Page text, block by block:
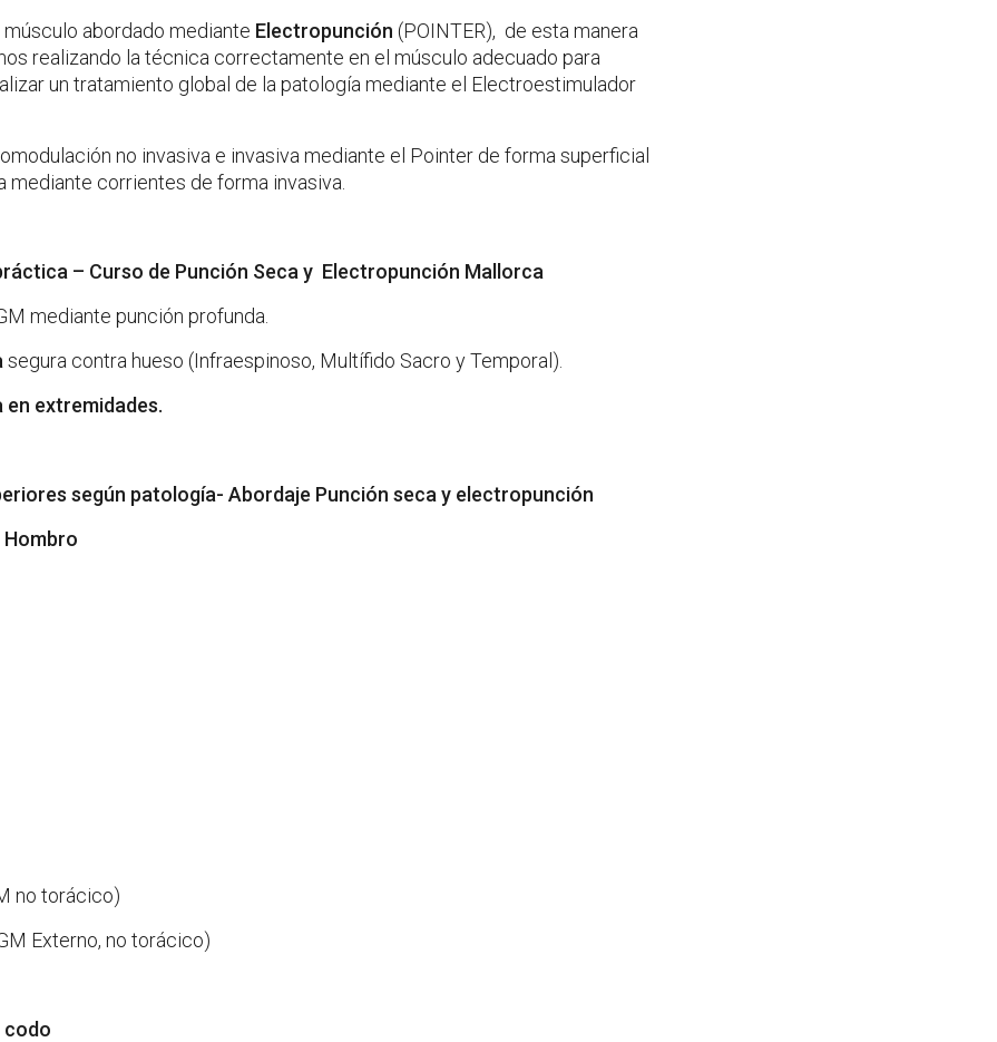
abordado mediante Electropunción (POINTER), de esta manera
realizando la técnica correctamente en el músculo adecuado para
un tratamiento global de la patología mediante el Electroestimulador
no invasiva e invasiva mediante el Pointer de forma superficial
mediante corrientes de forma invasiva.
– Curso de Punción Seca y Electropunción Mallorca
mediante punción profunda.
segura contra hueso (Infraespinoso, Multífido Sacro y Temporal).
extremidades.
según patología- Abordaje Punción seca y electropunción
no torácico)
Externo, no torácico)
codo